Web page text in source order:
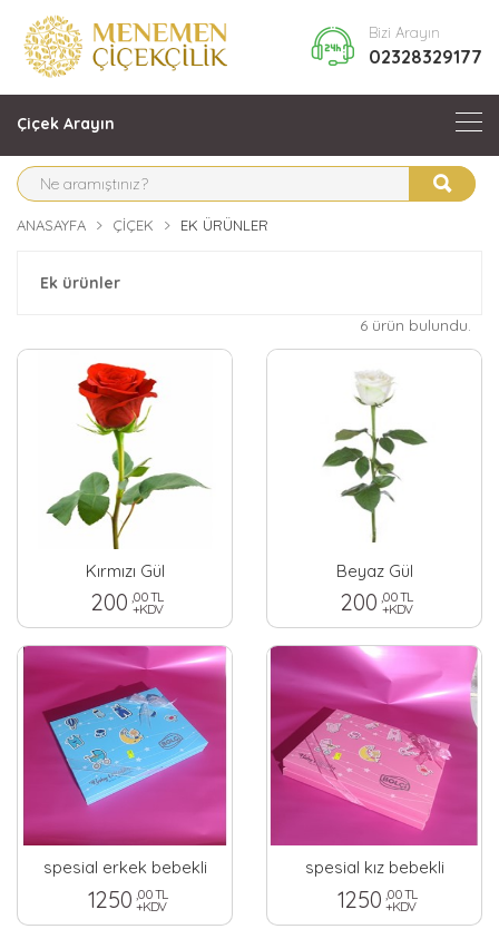
Bizi Arayın
02328329177
Çiçek Arayın
ANASAYFA ÇIÇEK EK ÜRÜNLER
Ek ürünler
6 ürün bulundu.
Kırmızı Gül
200 ,00 TL
+KDV
Beyaz Gül
200 ,00 TL
+KDV
spesial erkek bebekli
1250 ,00 TL
+KDV
spesial kız bebekli
1250 ,00 TL
+KDV